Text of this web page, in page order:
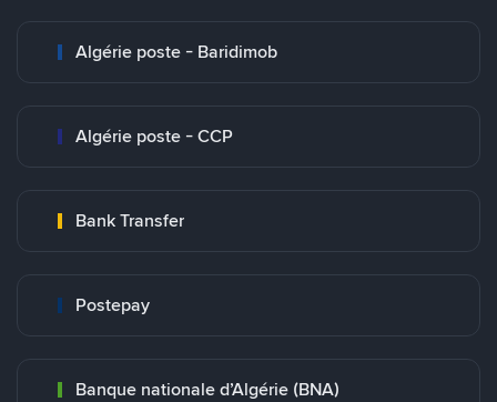
Algérie poste - Baridimob
Algérie poste - CCP
Bank Transfer
Postepay
Banque nationale d’Algérie (BNA)